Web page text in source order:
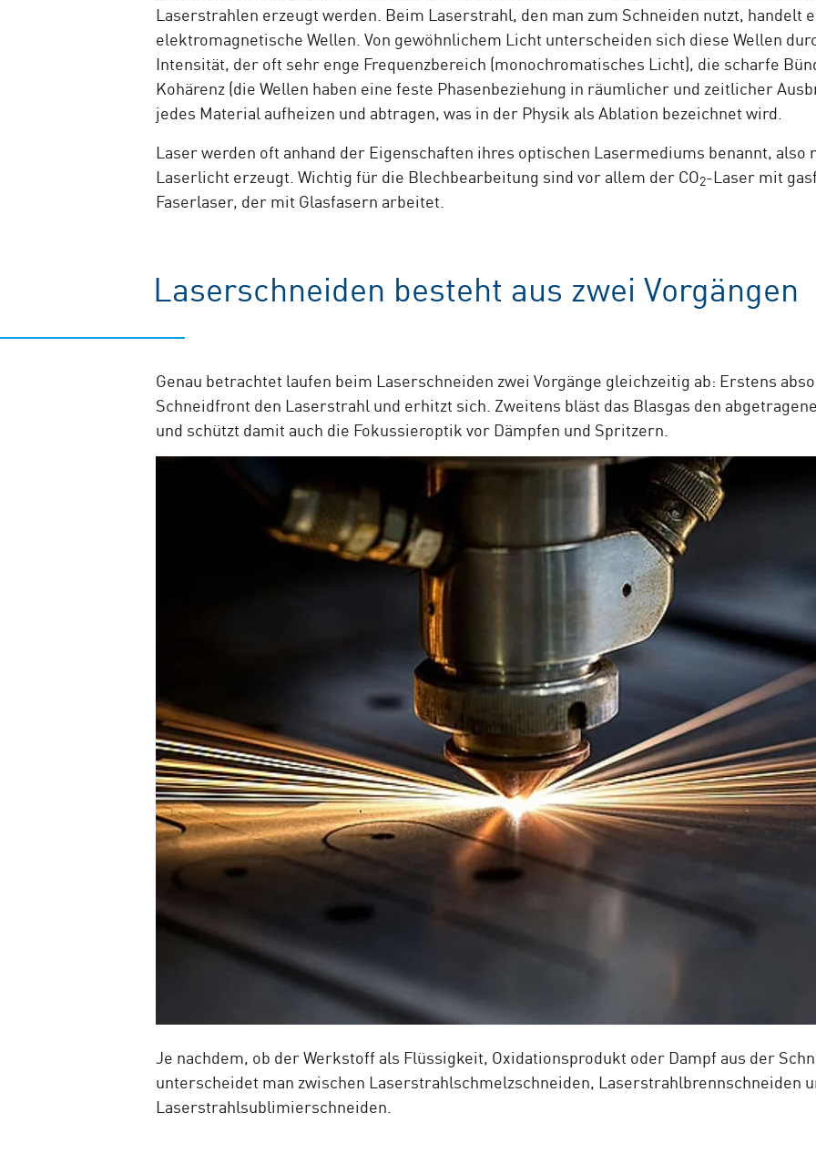
Laserstrahlen erzeugt werden. Beim Laserstrahl, den man zum Schneiden nutzt, handelt
elektromagnetische Wellen. Von gewöhnlichem Licht unterscheiden sich diese Wellen
Intensität, der oft sehr enge Frequenzbereich (monochromatisches Licht), die scharfe
Kohärenz (die Wellen haben eine feste Phasenbeziehung in räumlicher und zeitlicher
jedes Material aufheizen und abtragen, was in der Physik als Ablation bezeichnet wird.
Laser werden oft anhand der Eigenschaften ihres optischen Lasermediums benannt, also
Laserlicht erzeugt. Wichtig für die Blechbearbeitung sind vor allem der CO2-Laser mit
Faserlaser, der mit Glasfasern arbeitet.
Laserschneiden besteht aus zwei Vorgängen
Genau betrachtet laufen beim Laserschneiden zwei Vorgänge gleichzeitig ab: Erstens
Schneidfront den Laserstrahl und erhitzt sich. Zweitens bläst das Blasgas den
und schützt damit auch die Fokussieroptik vor Dämpfen und Spritzern.
Je nachdem, ob der Werkstoff als Flüssigkeit, Oxidationsprodukt oder Dampf aus der
unterscheidet man zwischen Laserstrahlschmelzschneiden, Laserstrahlbrennschneiden
Laserstrahlsublimierschneiden.